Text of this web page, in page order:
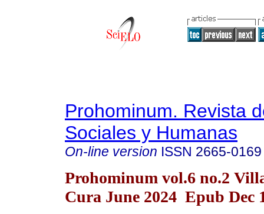
Prohominum. Revista
Sociales y Humanas
On-line version ISSN 2665-0169
Prohominum vol.6 no.2
Cura June 2024 Epub Dec